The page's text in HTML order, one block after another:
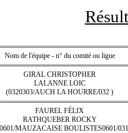
Nom de l'équipe - n° du comité ou ligue
GIRAL CHRISTOPHER
LALANNE LOIC
(0320303/AUCH LA HOURRE/032 )
FAUREL FÉLIX
RATHQUEBER ROCKY
MAUZACAISE BOULISTES0601/